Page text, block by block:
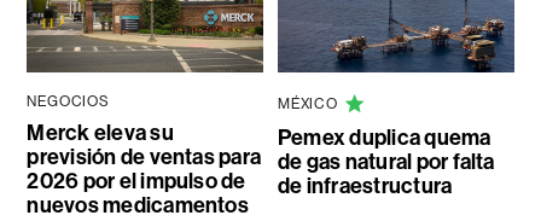
NEGOCIOS
Merck eleva su
previsión de ventas para
2026 por el impulso de
nuevos medicamentos
MÉXICO
Pemex duplica quema
de gas natural por falta
de infraestructura